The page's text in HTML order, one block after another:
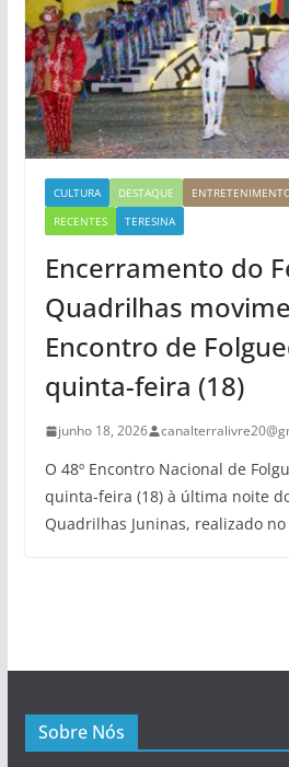
CULTURA DESTAQUE
RECENTES
TERESINA
Encerramento do
Quadrilhas
Encontro de
quinta-feira (18)
junho 18, 2026
O 48º Encontro Nacional de
quinta-feira (18) à última noite
Quadrilhas Juninas, realizado no
Sobre Nós